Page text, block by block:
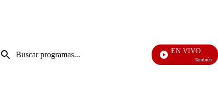
Entrada
de
EN VIVO
También Caerás